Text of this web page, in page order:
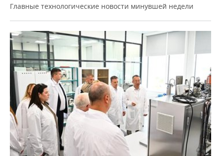
Главные технологические новости минувшей недели